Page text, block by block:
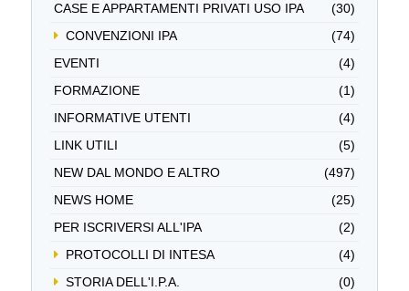
CASE E APPARTAMENTI PRIVATI USO IPA
(30)
CONVENZIONI IPA
(74)
EVENTI
(4)
FORMAZIONE
(1)
INFORMATIVE UTENTI
(4)
LINK UTILI
(5)
NEW DAL MONDO E ALTRO
(497)
NEWS HOME
(25)
PER ISCRIVERSI ALL'IPA
(2)
PROTOCOLLI DI INTESA
(4)
STORIA DELL'I.P.A.
(0)